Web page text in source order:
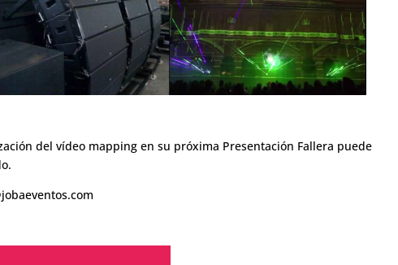
del vídeo mapping en su próxima Presentación Fallera puede